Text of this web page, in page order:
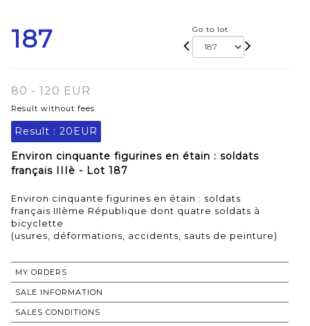
187 Go to lot
80 - 120 EUR
Result without fees
Result : 20EUR
Environ cinquante figurines en étain : soldats
français IIIè - Lot 187
Environ cinquante figurines en étain : soldats
français IIIème République dont quatre soldats à
bicyclette
(usures, déformations, accidents, sauts de peinture)
MY ORDERS
SALE INFORMATION
SALES CONDITIONS